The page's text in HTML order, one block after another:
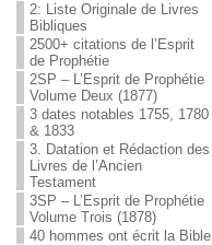
2: Liste Originale de Livres
Bibliques
2500+ citations de l’Esprit
de Prophétie
2SP – L’Esprit de Prophétie
Volume Deux (1877)
3 dates notables 1755, 1780
& 1833
3. Datation et Rédaction des
Livres de l’Ancien
Testament
3SP – L’Esprit de Prophétie
Volume Trois (1878)
40 hommes ont écrit la Bible